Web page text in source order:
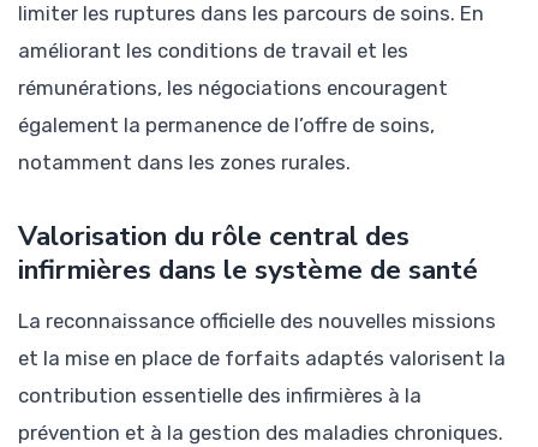
limiter les ruptures dans les parcours de soins. En
améliorant les conditions de travail et les
rémunérations, les négociations encouragent
également la permanence de l’offre de soins,
notamment dans les zones rurales.
Valorisation du rôle central des
infirmières dans le système de santé
La reconnaissance officielle des nouvelles missions
et la mise en place de forfaits adaptés valorisent la
contribution essentielle des infirmières à la
prévention et à la gestion des maladies chroniques.